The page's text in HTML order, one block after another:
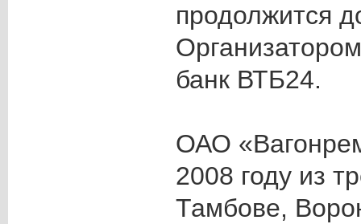
продолжится
банк ВТБ24.
ОАО
2008 году из
Тамбове,